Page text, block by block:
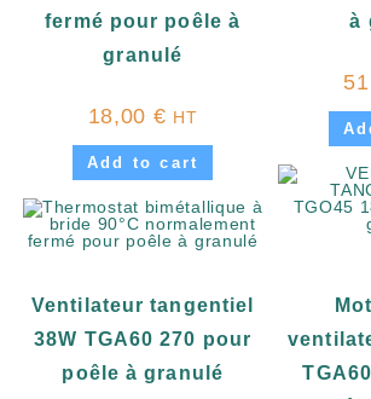
fermé pour poêle à
granulé
18,00 € HT
Add to cart
à
Ventilateur tangentiel
38W TGA60 270 pour
poêle à granulé